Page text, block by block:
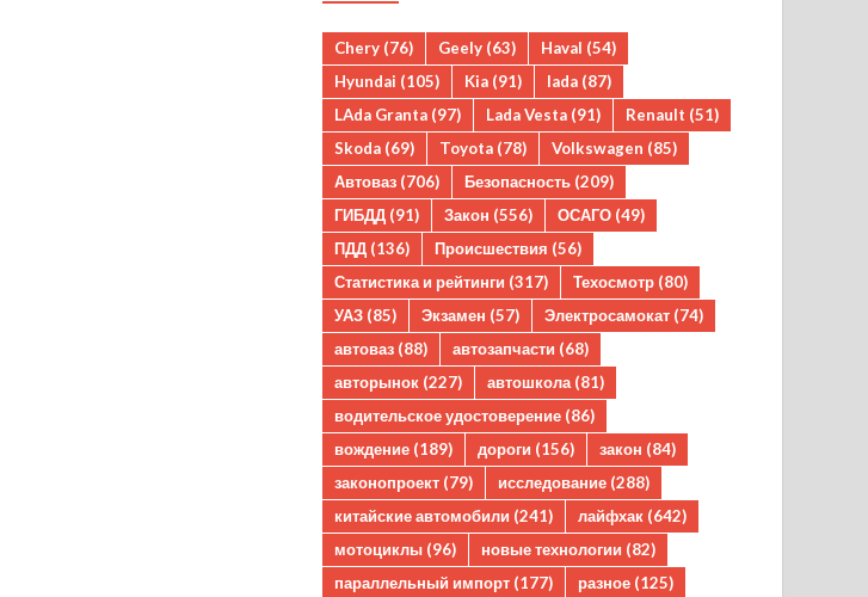
Chery (76) Geely (63) Haval (54)
Hyundai (105) Kia (91) lada (87)
LAda Granta (97) Lada Vesta (91) Renault (51)
Skoda (69) Toyota (78) Volkswagen (85)
Автоваз (706) Безопасность (209)
ГИБДД (91) Закон (556) ОСАГО (49)
ПДД (136) Происшествия (56)
Статистика и рейтинги (317) Техосмотр (80)
УАЗ (85) Экзамен (57) Электросамокат (74)
автоваз (88) автозапчасти (68)
авторынок (227) автошкола (81)
водительское удостоверение (86)
вождение (189) дороги (156) закон (84)
законопроект (79) исследование (288)
китайские автомобили (241) лайфхак (642)
мотоциклы (96) новые технологии (82)
параллельный импорт (177) разное (125)